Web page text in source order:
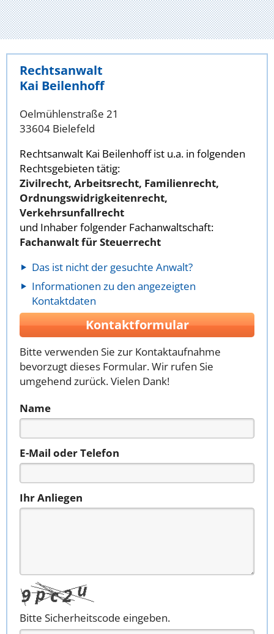
Rechtsanwalt
Kai Beilenhoff
Oelmühlenstraße 21
33604 Bielefeld
Rechtsanwalt Kai Beilenhoff ist u.a. in folgenden
Rechtsgebieten tätig:
Zivilrecht, Arbeitsrecht, Familienrecht,
Ordnungswidrigkeitenrecht,
Verkehrsunfallrecht
und Inhaber folgender Fachanwaltschaft:
Fachanwalt für Steuerrecht
Das ist nicht der gesuchte Anwalt?
Informationen zu den angezeigten
Kontaktdaten
Kontaktformular
Bitte verwenden Sie zur Kontaktaufnahme
bevorzugt dieses Formular. Wir rufen Sie
umgehend zurück. Vielen Dank!
Name
E-Mail oder Telefon
Ihr Anliegen
Bitte Sicherheitscode eingeben.